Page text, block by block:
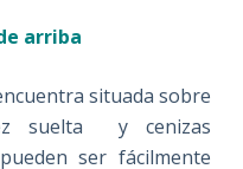
arriba
situada sobre
suelta y cenizas
ser fácilmente